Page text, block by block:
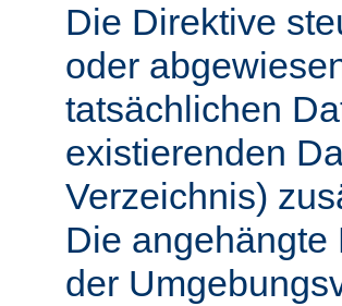
Die Direktive
oder
tatsächlichen
existierenden
Verzeichnis)
Die
der